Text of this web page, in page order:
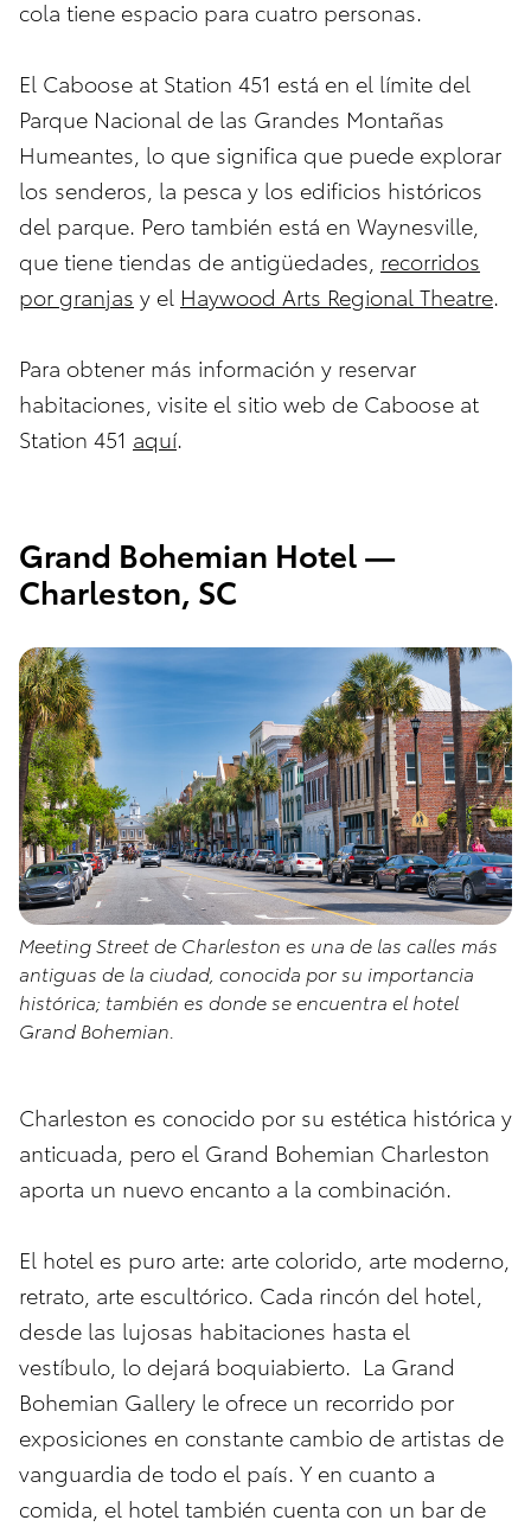
cola tiene espacio para cuatro personas.
El Caboose at Station 451 está en el límite del
Parque Nacional de las Grandes Montañas
Humeantes, lo que significa que puede explorar
los senderos, la pesca y los edificios históricos
del parque. Pero también está en Waynesville,
que tiene tiendas de antigüedades, recorridos
por granjas y el Haywood Arts Regional Theatre
Para obtener más información y reservar
habitaciones, visite el sitio web de Caboose at
Station 451 aquí.
Grand Bohemian Hotel —
Charleston, SC
Meeting Street de Charleston es una de las calles más
antiguas de la ciudad, conocida por su importancia
histórica; también es donde se encuentra el hotel
Grand Bohemian.
Charleston es conocido por su estética histórica y
anticuada, pero el Grand Bohemian Charleston
aporta un nuevo encanto a la combinación.
El hotel es puro arte: arte colorido, arte moderno,
retrato, arte escultórico. Cada rincón del hotel,
desde las lujosas habitaciones hasta el
vestíbulo, lo dejará boquiabierto. La Grand
Bohemian Gallery le ofrece un recorrido por
exposiciones en constante cambio de artistas de
vanguardia de todo el país. Y en cuanto a
comida, el hotel también cuenta con un bar de